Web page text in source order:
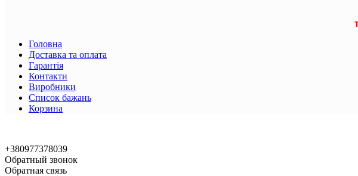
Головна
Доставка та оплата
Гарантія
Контакти
Виробники
Список бажань
Корзина
+380977378039
Обратный звонок
Обратная связь